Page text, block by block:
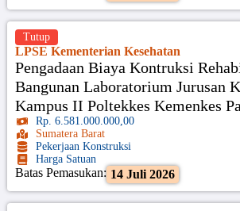
LPSE Kementerian Kesehatan
Pengadaan Biaya Kontruksi
Bangunan Laboratorium Jurusan
Kampus II Poltekkes Kemenkes
Rp. 6.581.000.000,00
Sumatera Barat
Pekerjaan Konstruksi
Harga Satuan
Batas Pemasukan: 14 Juli 2026
Tutup